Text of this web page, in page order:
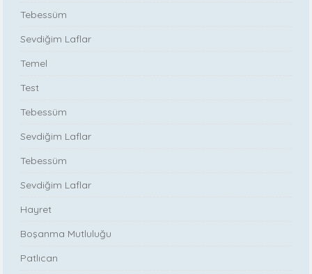
Tebessüm
Sevdiğim Laflar
Temel
Test
Tebessüm
Sevdiğim Laflar
Tebessüm
Sevdiğim Laflar
Hayret
Boşanma Mutluluğu
Patlıcan